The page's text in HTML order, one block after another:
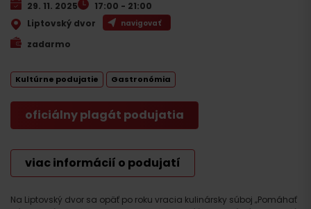
Na Liptovský dvor sa opäť po roku vracia kulinársky súboj „Pomáhať
29. 11. 2025
17:00 - 21:00
Liptovský dvor
navigovať
zadarmo
Gastronómia
Kultúrne podujatie
oficiálny plagát podujatia
viac informácií o podujatí